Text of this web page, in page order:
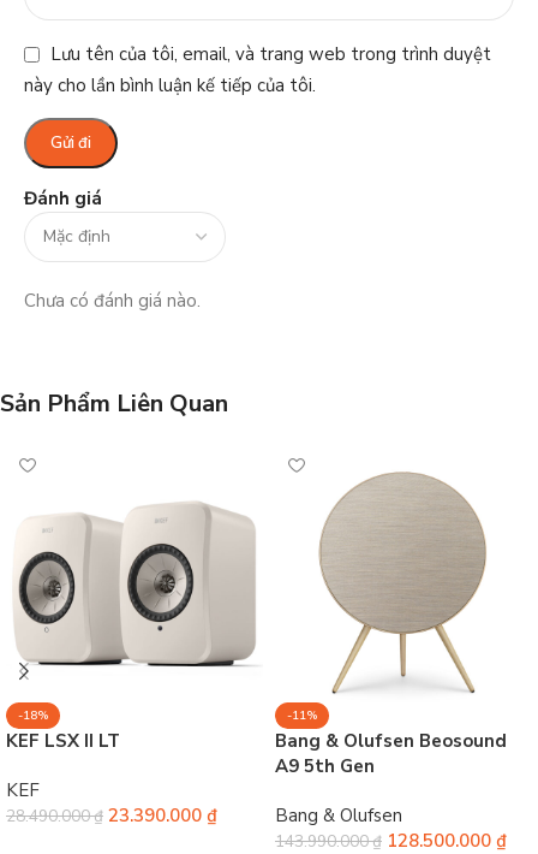
Đánh giá
Chưa có đánh giá nào.
Lưu tên của tôi, email, và trang web trong trình duyệt
này cho lần bình luận kế tiếp của tôi.
Sản Phẩm Liên Quan
-18%
KEF LSX II LT
KEF
28.490.000₫ 23.390.000 ₫
-11%
Bang & Olufsen Beosound
A9 5th Gen
Bang & Olufsen
143.990.000₫ 128.500.000 ₫